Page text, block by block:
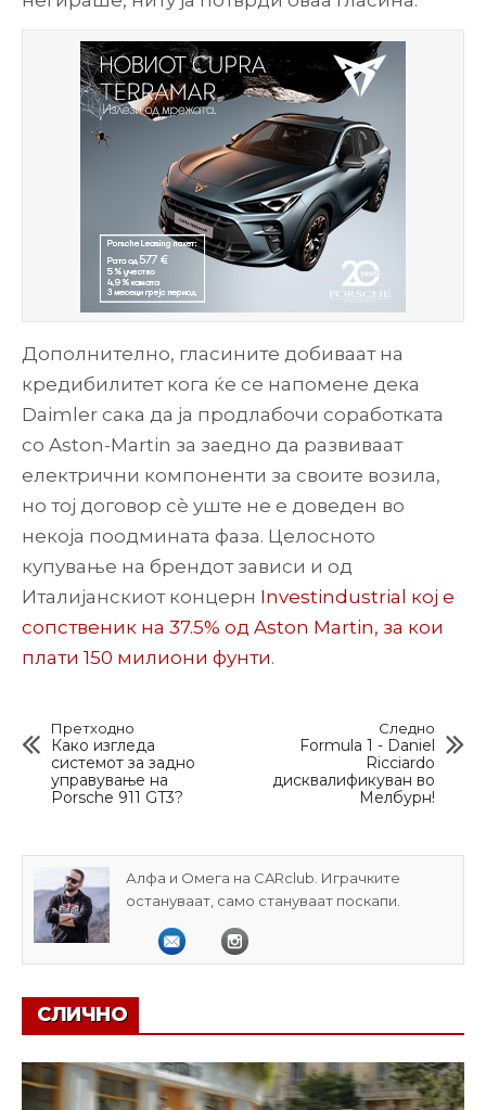
Дополнително, гласините добиваат на
кредибилитет кога ќе се напомене дека
Daimler сака да ја продлабочи соработката
со Aston-Martin за заедно да развиваат
електрични компоненти за своите возила,
но тој договор сè уште не е доведен во
некоја поодмината фаза. Целосното
купување на брендот зависи и од
Италијанскиот концерн Investindustrial кој е
сопственик на 37.5% од Aston Martin, за кои
плати 150 милиони фунти.
Претходно
Како изгледа
системот за задно
управување на
Porsche 911 GT3?
Следно
Formula 1 - Daniel
Ricciardo
дисквалификуван во
Мелбурн!
Алфа и Омега на CARclub. Играчките
остануваат, само стануваат поскапи.
СЛИЧНО